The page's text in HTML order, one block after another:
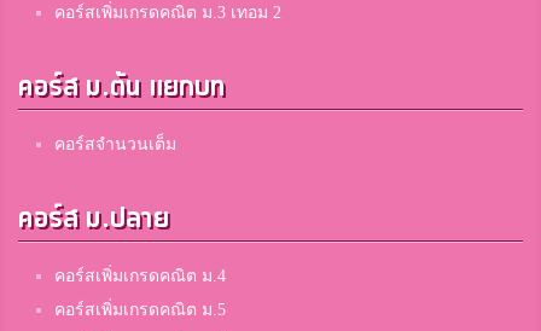
คอร์สเพิ่มเกรดคณิต ม.3 เทอม 2
คอร์ส ม.ต้น แยกบท
คอร์สจำนวนเต็ม
คอร์ส ม.ปลาย
คอร์สเพิ่มเกรดคณิต ม.4
คอร์สเพิ่มเกรดคณิต ม.5